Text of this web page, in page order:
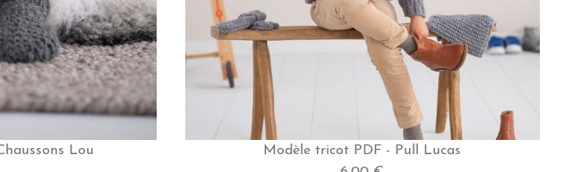
Lou
Modèle tricot PDF - Pull Lucas